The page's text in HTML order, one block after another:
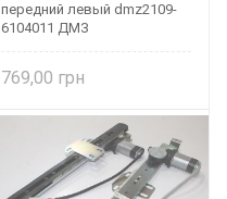
передний левый dmz2109-
6104011 ДМЗ
769,00